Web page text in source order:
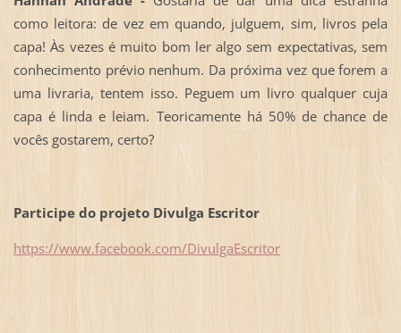
como leitora: de vez em quando, julguem, sim, livros pela
capa! Às vezes é muito bom ler algo sem expectativas, sem
conhecimento prévio nenhum. Da próxima vez que forem a
uma livraria, tentem isso. Peguem um livro qualquer cuja
capa é linda e leiam. Teoricamente há 50% de chance de
vocês gostarem, certo?
Participe do projeto Divulga Escritor
https://www.facebook.com/DivulgaEscritor